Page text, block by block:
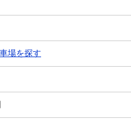
場を探す